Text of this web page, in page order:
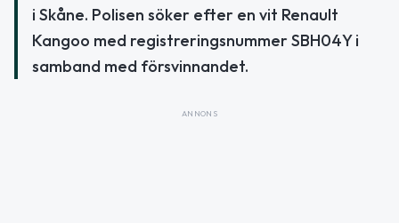
i Skåne. Polisen söker efter en vit Renault
Kangoo med registreringsnummer SBH04Y i
samband med försvinnandet.
ANNONS